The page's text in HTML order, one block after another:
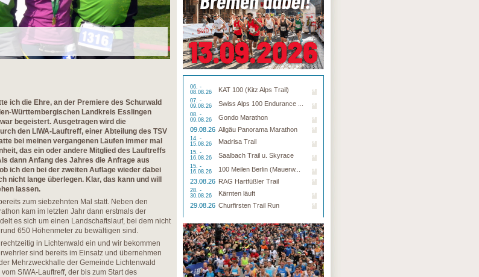
ich die Ehre, an der Premiere des Schurwald
Württembergischen Landkreis Esslingen
begeistert. Ausgetragen wird die
den LIWA-Lauftreff, einer Abteilung des TSV
bei meinen vergangenen Läufen immer mal
das ein oder andere Mitglied des Lauftreffs
dann Anfang des Jahres die Anfrage aus
ich den bei der zweiten Auflage wieder dabei
nicht lange überlegen. Klar, das kann und will
lassen.
zum siebzehnten Mal statt. Neben den
kam im letzten Jahr dann erstmals der
es sich um einen Landschaftslauf, bei dem nicht
650 Höhenmeter zu bewältigen sind.
in Lichtenwald ein und wir bekommen
sind bereits im Einsatz und übernehmen
Mehrzweckhalle der Gemeinde Lichtenwald
SIWA-Lauftreff, der bis zum Start des
06. -
08.08.26
KAT 100 (Kitz Alps Trail)
07. -
09.08.26
Swiss Alps 100 Endurance ...
08. -
09.08.26
Gondo Marathon
09.08.26 Allgäu Panorama Marathon
14. -
15.08.26
Madrisa Trail
15. -
16.08.26
Saalbach Trail u. Skyrace
15. -
16.08.26
100 Meilen Berlin (Mauerw...
23.08.26 RAG Hartfüßler Trail
28. -
30.08.26
Kärnten läuft
29.08.26 Churfirsten Trail Run